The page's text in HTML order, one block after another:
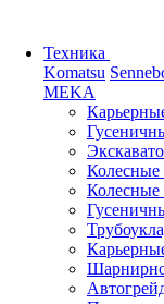
Техника
Komatsu
MEKA
Колесные
Колесные